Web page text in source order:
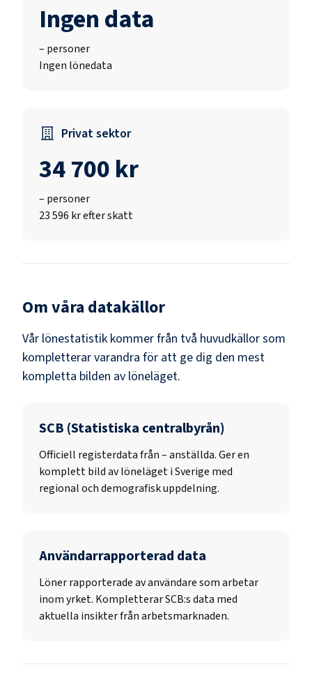
Ingen data
– personer
Ingen lönedata
Privat sektor
34 700 kr
– personer
23 596 kr efter skatt
Om våra datakällor
Vår lönestatistik kommer från två huvudkällor som
kompletterar varandra för att ge dig den mest
kompletta bilden av löneläget.
SCB (Statistiska centralbyrån)
Officiell registerdata från–anställda. Ger en
komplett bild av löneläget i Sverige med
regional och demografisk uppdelning.
Användarrapporterad data
Löner rapporterade av användare som arbetar
inom yrket. Kompletterar SCB:s data med
aktuella insikter från arbetsmarknaden.